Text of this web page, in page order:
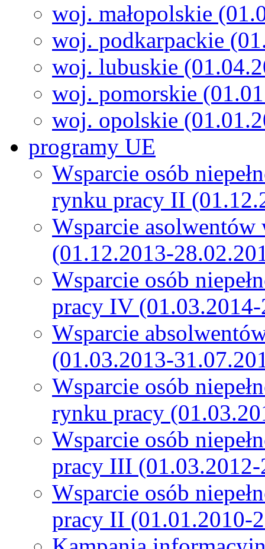
woj. małopolskie
woj. podkarpackie
woj. lubuskie
woj. pomorskie
woj. opolskie
programy UE
Wsparcie osób
rynku pracy II
Wsparcie
(01.12.2013-
Wsparcie osób
pracy IV
Wsparcie
(01.03.2013-
Wsparcie osób
rynku pracy
Wsparcie osób
pracy III
Wsparcie osób
pracy II (01.01.2010-